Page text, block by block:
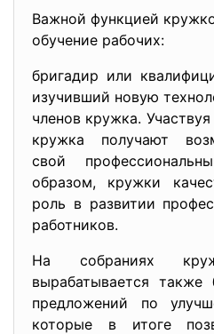
Важной функцией
обучение рабочих:
бригадир или
изучивший новую
членов кружка.
кружка получают
свой
образом, кружки
роль в развитии
работников.
На собраниях
вырабатывается также
предложений по
которые в итоге